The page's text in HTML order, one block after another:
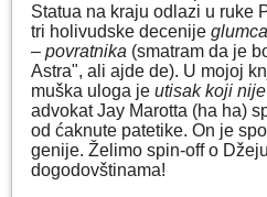
Statua na kraju odlazi u ruke
tri holivudske decenije
– povratnika (smatram da je
Astra", ali ajde de). U mojoj
muška uloga je utisak koji
advokat Jay Marotta (ha ha)
od ćaknute patetike. On je
genije. Želimo spin-off o
dogodovštinama!